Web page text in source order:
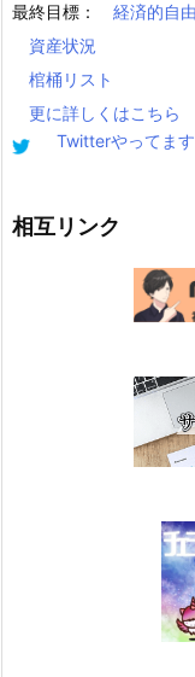
最終目標：
経済的自
資産状況
棺桶リスト
更に詳しくはこちら
Twitterやってます
相互リンク